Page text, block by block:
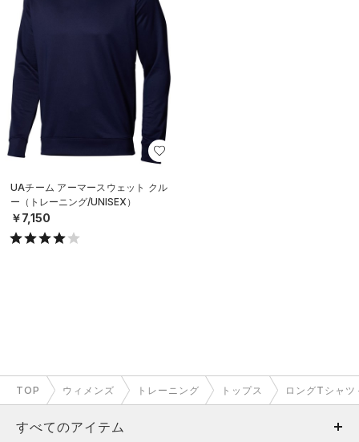
UAチーム アーマースウェット クル
ー（トレーニング/UNISEX）
￥7,150
TOP ウィメンズ トレーニング トップス ロングTシャ
すべてのアイテム